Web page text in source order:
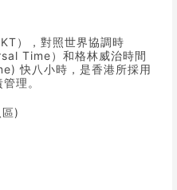
），對照世界協調時
Time）和格林威治時間
快八小時，是香港所採用
理。
)